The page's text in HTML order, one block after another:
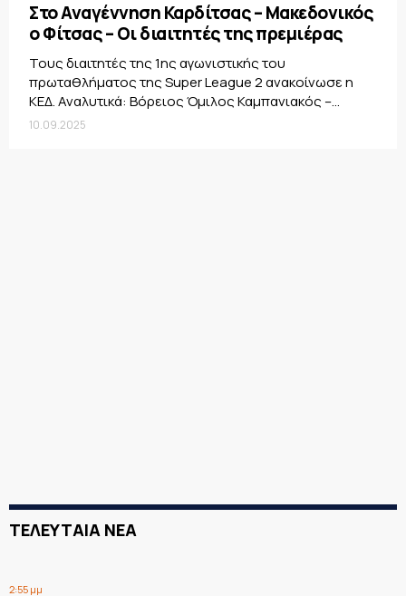
Στο Αναγέννηση Καρδίτσας – Μακεδονικός
ο Φίτσας – Οι διαιτητές της πρεμιέρας
Τους διαιτητές της 1ης αγωνιστικής του
πρωταθλήματος της Super League 2 ανακοίνωσε η
ΚΕΔ. Αναλυτικά: Βόρειος Όμιλος Καμπανιακός –...
10.09.2025
ΤΕΛΕΥΤΑΙΑ ΝΕΑ
2:55 μμ